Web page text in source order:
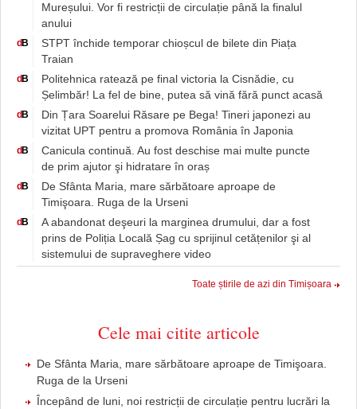
Mureșului. Vor fi restricții de circulație până la finalul
anului
d B
STPT închide temporar chioșcul de bilete din Piața
Traian
d B
Politehnica ratează pe final victoria la Cisnădie, cu
Șelimbăr! La fel de bine, putea să vină fără punct acasă
d B
Din Țara Soarelui Răsare pe Bega! Tineri japonezi au
vizitat UPT pentru a promova România în Japonia
d B
Canicula continuă. Au fost deschise mai multe puncte
de prim ajutor şi hidratare în oraș
d B
De Sfânta Maria, mare sărbătoare aproape de
Timişoara. Ruga de la Urseni
d B
A abandonat deşeuri la marginea drumului, dar a fost
prins de Poliția Locală Șag cu sprijinul cetățenilor şi al
sistemului de supraveghere video
Toate știrile de azi din Timișoara
Cele mai citite articole
De Sfânta Maria, mare sărbătoare aproape de Timişoara.
Ruga de la Urseni
Începând de luni, noi restricții de circulație pentru lucrări la